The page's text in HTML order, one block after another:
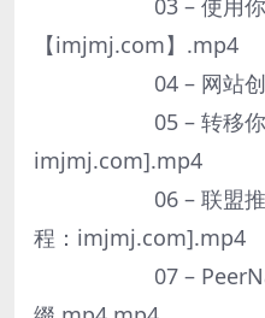
03 – 使用你的域
【imjmj.com】.mp4
04 – 网站创建
05 – 转移你的
imjmj.com].mp4
06 – 联盟推广
程：imjmj.com].mp4
07 – PeerName